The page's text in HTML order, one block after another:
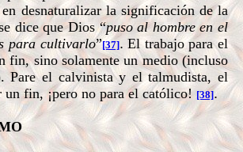
desnaturalizar la significación de la
dice que Dios “puso al hombre en el
para cultivarlo”[37]. El trabajo para el
fin, sino solamente un medio (incluso
Pare el calvinista y el talmudista, el
un fin, ¡pero no para el católico! [38].